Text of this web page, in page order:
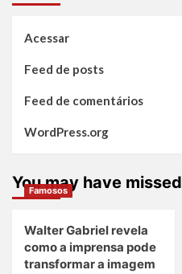
Acessar
Feed de posts
Feed de comentários
WordPress.org
You may have missed
Famosos
Walter Gabriel revela
como a imprensa pode
transformar a imagem